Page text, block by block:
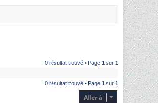
0 résultat trouvé • Page 1 sur 1
0 résultat trouvé • Page 1 sur 1
Aller à